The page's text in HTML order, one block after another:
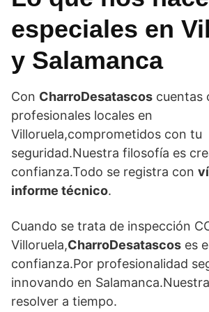
especiales en
y Salamanca
Con CharroDesatascos cuentas
profesionales locales en
Villoruela,comprometidos con tu
seguridad.Nuestra filosofía es
confianza.Todo se registra con
informe técnico.
Cuando se trata de inspección
Villoruela,CharroDesatascos es
confianza.Por profesionalidad
innovando en
resolver a tiempo.